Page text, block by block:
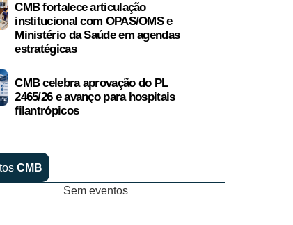
CMB fortalece articulação
institucional com OPAS/OMS e
Ministério da Saúde em agendas
estratégicas
CMB celebra aprovação do PL
2465/26 e avanço para hospitais
filantrópicos
CMB
Sem eventos